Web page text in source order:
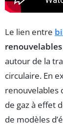
Le lien entre
renouvelables
autour de la
circulaire. En
renouvelables
de gaz à effet
de modèles